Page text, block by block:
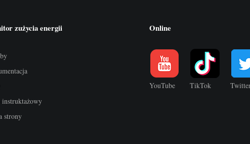
zużycia energii
strony
Online
YouTube TikTok